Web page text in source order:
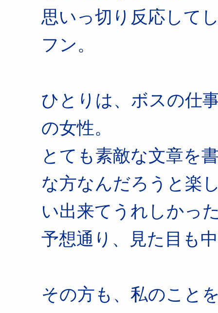
思いっ切り反応して
フン。
ひとりは、ボスの仕
の女性。
とても素敵な文章を
な方なんだろうと楽
い出来てうれしかっ
予想通り、見た目も
その方も、私のこと